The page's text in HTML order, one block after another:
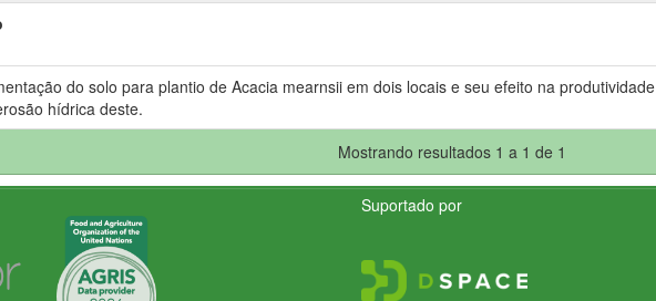
do solo para plantio de Acacia mearnsii em dois locais e seu efeito na produtividade
hídrica deste.
Mostrando resultados 1 a 1 de 1
Suportado por